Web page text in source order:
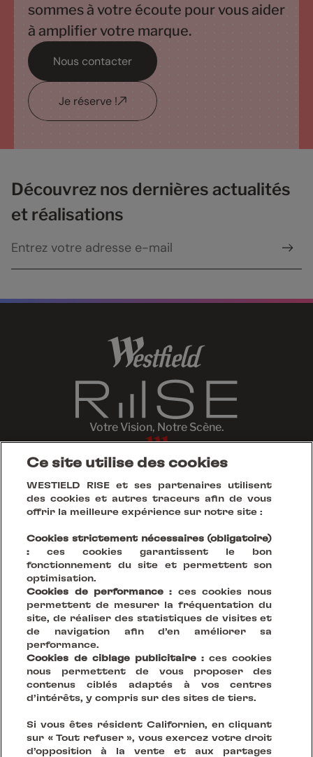
sommes à votre écoute pour vous aider
à amplifier votre marque.
Nous contacter
Je réserve !
Découvrez nos dernières actualités
et réalisations
Votre Vision, Notre Scène.
ensemble
© 2023 Westfield Rise
Mentions légales
Cookies
Do Not Sell or Share my personnal information
CGV
Ce site utilise des cookies
WESTIELD RISE et ses partenaires utilisent
des cookies et autres traceurs afin de vous
offrir la meilleure expérience sur notre site :
Cookies strictement nécessaires (obligatoire)
: ces cookies garantissent le bon
fonctionnement du site et permettent son
optimisation.
Cookies de performance : ces cookies nous
permettent de mesurer la fréquentation du
site, de réaliser des statistiques de visites et
de navigation afin d’en améliorer sa
performance.
Cookies de ciblage publicitaire : ces cookies
nous permettent de vous proposer des
contenus ciblés adaptés à vos centres
d’intérêts, y compris sur des sites de tiers.
Si vous êtes résident Californien, en cliquant
sur « Tout refuser », vous exercez votre droit
d’opposition à la vente et aux partages